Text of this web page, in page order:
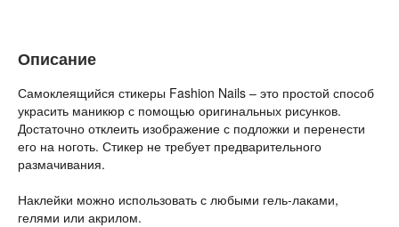
Описание
Самоклеящийся стикеры Fashion Nails – это простой способ
украсить маникюр с помощью оригинальных рисунков.
Достаточно отклеить изображение с подложки и перенести
его на ноготь. Стикер не требует предварительного
размачивания.
Наклейки можно использовать с любыми гель-лаками,
гелями или акрилом.